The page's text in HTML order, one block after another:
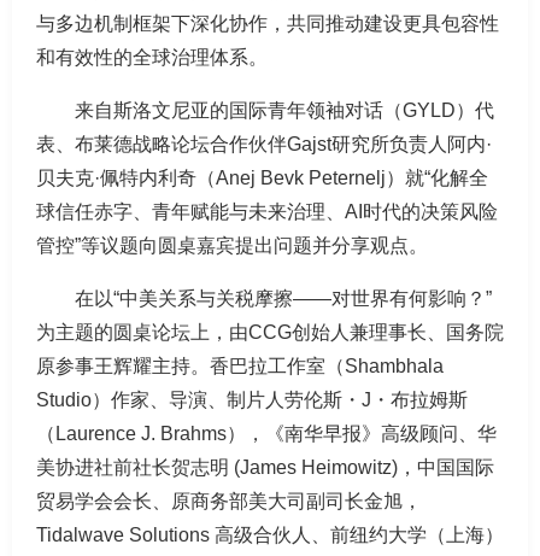
与多边机制框架下深化协作，共同推动建设更具包容性
和有效性的全球治理体系。
来自斯洛文尼亚的国际青年领袖对话（GYLD）代
表、布莱德战略论坛合作伙伴Gajst研究所负责人阿内·
贝夫克·佩特内利奇（Anej Bevk Peternelj）就“化解全
球信任赤字、青年赋能与未来治理、AI时代的决策风险
管控”等议题向圆桌嘉宾提出问题并分享观点。
在以“中美关系与关税摩擦——对世界有何影响？”
为主题的圆桌论坛上，由CCG创始人兼理事长、国务院
原参事王辉耀主持。香巴拉工作室（Shambhala
Studio）作家、导演、制片人劳伦斯・J・布拉姆斯
（Laurence J. Brahms），《南华早报》高级顾问、华
美协进社前社长贺志明 (James Heimowitz)，中国国际
贸易学会会长、原商务部美大司副司长金旭，
Tidalwave Solutions 高级合伙人、前纽约大学（上海）